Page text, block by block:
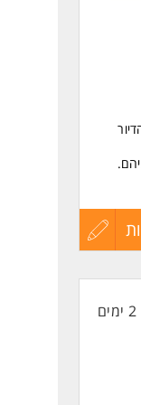
עדכון
2 ימים